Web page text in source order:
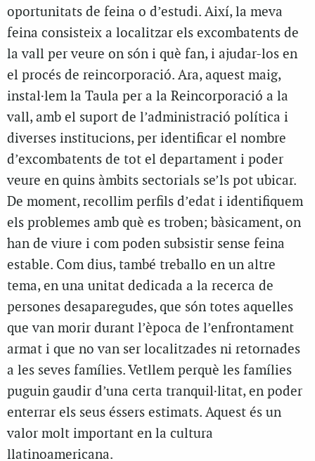
oportunitats de feina o d’estudi. Així, la meva
feina consisteix a localitzar els excombatents de
la vall per veure on són i què fan, i ajudar-los en
el procés de reincorporació. Ara, aquest maig,
instal·lem la Taula per a la Reincorporació a la
vall, amb el suport de l’administració política i
diverses institucions, per identificar el nombre
d’excombatents de tot el departament i poder
veure en quins àmbits sectorials se’ls pot ubicar.
De moment, recollim perfils d’edat i identifiquem
els problemes amb què es troben; bàsicament, on
han de viure i com poden subsistir sense feina
estable. Com dius, també treballo en un altre
tema, en una unitat dedicada a la recerca de
persones desaparegudes, que són totes aquelles
que van morir durant l’època de l’enfrontament
armat i que no van ser localitzades ni retornades
a les seves famílies. Vetllem perquè les famílies
puguin gaudir d’una certa tranquil·litat, en poder
enterrar els seus éssers estimats. Aquest és un
valor molt important en la cultura
llatinoamericana.